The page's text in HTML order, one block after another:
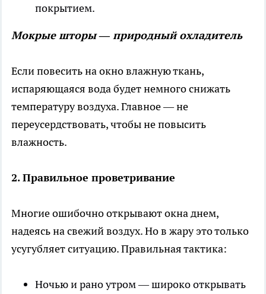
покрытием.
Мокрые шторы — природный охладитель
Если повесить на окно влажную ткань,
испаряющаяся вода будет немного снижать
температуру воздуха. Главное — не
переусердствовать, чтобы не повысить
влажность.
2. Правильное проветривание
Многие ошибочно открывают окна днем,
надеясь на свежий воздух. Но в жару это только
усугубляет ситуацию. Правильная тактика:
Ночью и рано утром — широко открывать